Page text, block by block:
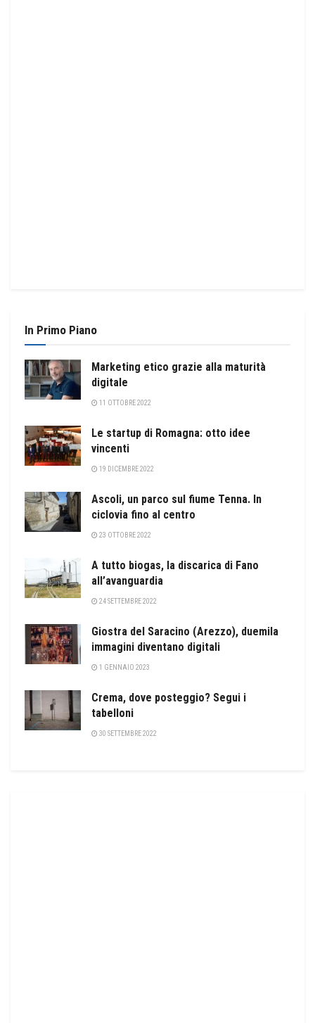
In Primo Piano
Marketing etico grazie alla maturità
digitale
11 OTTOBRE 2022
Le startup di Romagna: otto idee
vincenti
19 DICEMBRE 2022
Ascoli, un parco sul fiume Tenna. In
ciclovia fino al centro
23 OTTOBRE 2022
A tutto biogas, la discarica di Fano
all’avanguardia
24 SETTEMBRE 2022
Giostra del Saracino (Arezzo), duemila
immagini diventano digitali
1 GENNAIO 2023
Crema, dove posteggio? Segui i
tabelloni
30 SETTEMBRE 2022